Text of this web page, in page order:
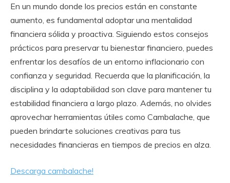
En un mundo donde los precios están en constante
aumento, es fundamental adoptar una mentalidad
financiera sólida y proactiva. Siguiendo estos consejos
prácticos para preservar tu bienestar financiero, puedes
enfrentar los desafíos de un entorno inflacionario con
confianza y seguridad. Recuerda que la planificación, la
disciplina y la adaptabilidad son clave para mantener tu
estabilidad financiera a largo plazo. Además, no olvides
aprovechar herramientas útiles como Cambalache, que
pueden brindarte soluciones creativas para tus
necesidades financieras en tiempos de precios en alza.
Descarga cambalache!